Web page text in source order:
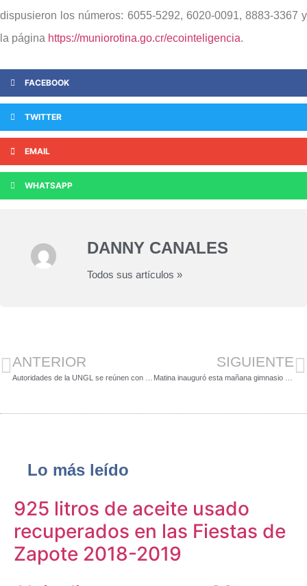
dispusieron los números: 6055-5292, 6020-0091, 8883-3367 y
la página https://muniorotina.go.cr/ecointeligencia.
FACEBOOK
TWITTER
EMAIL
WHATSAPP
DANNY CANALES
Todos sus artículos »
ANTERIOR SIGUIENTE
Lo más leído
925 litros de aceite usado
recuperados en las Fiestas de
Zapote 2018-2019